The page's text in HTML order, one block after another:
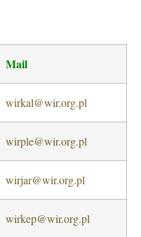
Mail
wirkal@wir.org.pl
wirple@wir.org.pl
wirjar@wir.org.pl
wirkep@wir.org.pl